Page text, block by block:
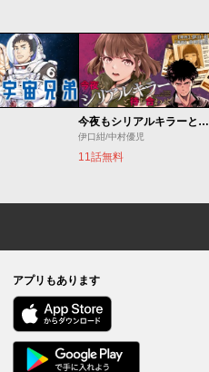
今夜もシリアルキラーと待ち合わせ
伊口紺/中村優児
11話無料
アプリもあります